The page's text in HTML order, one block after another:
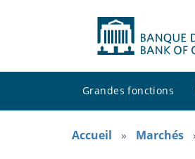
Grandes fonctions
Accueil Marchés